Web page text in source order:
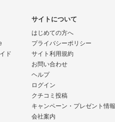
ド
サイトについて
はじめての方へ
プライバシーポリシー
サイト利用規約
お問い合わせ
ヘルプ
ログイン
クチコミ投稿
キャンペーン・プレゼント情報
会社案内